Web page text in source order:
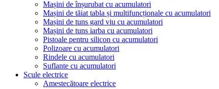
Mașini de înșurubat cu acumulatori
Mașini de tăiat tabla și multifuncționale cu acumulatori
Mașini de tuns gard viu cu acumulatori
Mașini de tuns iarba cu acumulatori
Pistoale pentru silicon cu acumulatori
Polizoare cu acumulatori
Rindele cu acumulatori
Suflante cu acumulatori
Scule electrice
Amestecătoare electrice